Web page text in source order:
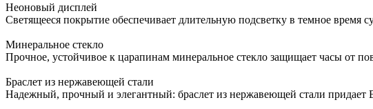
Неоновый дисплей
Светящееся покрытие обеспечивает длительную подсветку в темное время
Минеральное стекло
Прочное, устойчивое к царапинам минеральное стекло защищает часы от
Браслет из нержавеющей стали
Надежный, прочный и элегантный: браслет из нержавеющей стали придает